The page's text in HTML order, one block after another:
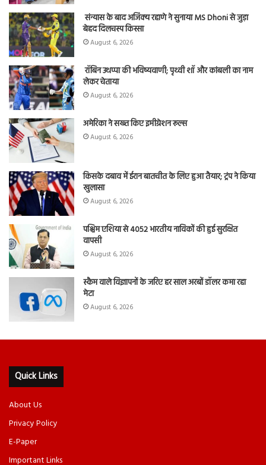
संन्यास के बाद अजिंक्‍य रहाणे ने सुनाया MS Dhoni से जुड़ा
बेहद दिलचस्प किस्सा
August 6, 2026
रॉबिन उथप्पा की भविष्यवाणी; पृथ्वी शॉ और कांबली का नाम
लेकर चेताया
August 6, 2026
अमेरिका ने सख्त किए इमीग्रेशन रूल्स
August 6, 2026
किसके दबाव में ईरान बातचीत के लिए हुआ तैयार; ट्रंप ने किया
खुलासा
August 6, 2026
पश्चिम एशिया से 4052 भारतीय नाविकों की हुई सुरक्षित
वापसी
August 6, 2026
स्कैम वाले विज्ञापनों के जरिए हर साल अरबों डॉलर कमा रहा
मेटा
August 6, 2026
Quick Links
About Us
Privacy Policy
E-Paper
Important Links